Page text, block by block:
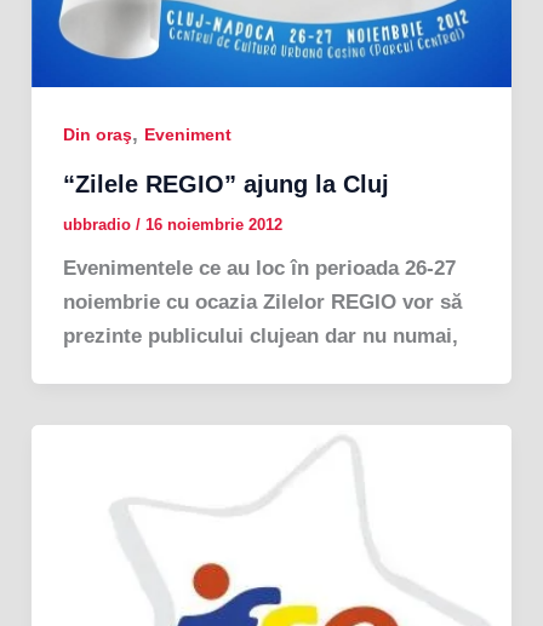
Din oraş, Eveniment
“Zilele REGIO” ajung la Cluj
ubbradio / 16 noiembrie 2012
Evenimentele ce au loc în perioada 26-27
noiembrie cu ocazia Zilelor REGIO vor să
prezinte publicului clujean dar nu numai,